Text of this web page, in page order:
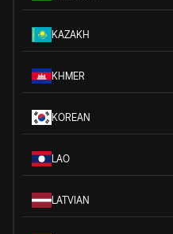
KAZAKH
KHMER
KOREAN
LAO
LATVIAN